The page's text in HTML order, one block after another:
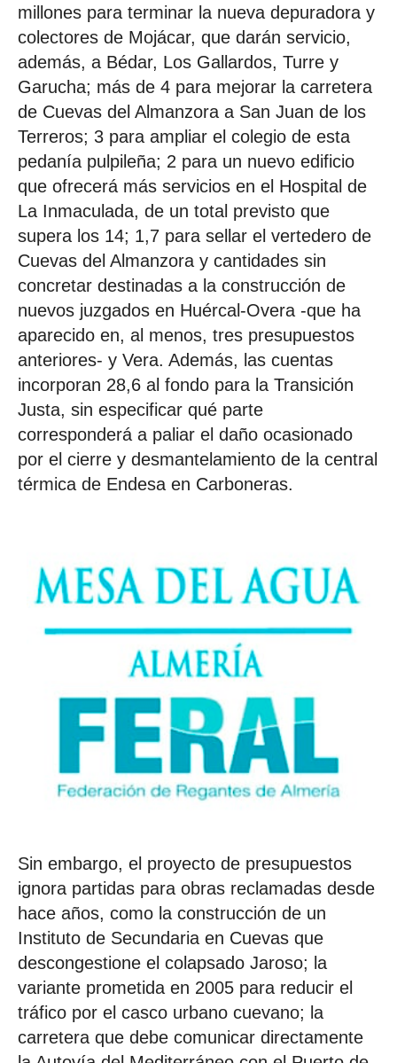
millones para terminar la nueva depuradora y
colectores de Mojácar, que darán servicio,
además, a Bédar, Los Gallardos, Turre y
Garucha; más de 4 para mejorar la carretera
de Cuevas del Almanzora a San Juan de los
Terreros; 3 para ampliar el colegio de esta
pedanía pulpileña; 2 para un nuevo edificio
que ofrecerá más servicios en el Hospital de
La Inmaculada, de un total previsto que
supera los 14; 1,7 para sellar el vertedero de
Cuevas del Almanzora y cantidades sin
concretar destinadas a la construcción de
nuevos juzgados en Huércal-Overa -que ha
aparecido en, al menos, tres presupuestos
anteriores- y Vera. Además, las cuentas
incorporan 28,6 al fondo para la Transición
Justa, sin especificar qué parte
corresponderá a paliar el daño ocasionado
por el cierre y desmantelamiento de la central
térmica de Endesa en Carboneras.
Sin embargo, el proyecto de presupuestos
ignora partidas para obras reclamadas desde
hace años, como la construcción de un
Instituto de Secundaria en Cuevas que
descongestione el colapsado Jaroso; la
variante prometida en 2005 para reducir el
tráfico por el casco urbano cuevano; la
carretera que debe comunicar directamente